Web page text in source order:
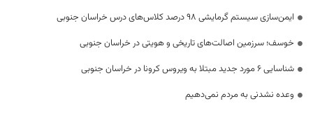
ایمن‌سازی سیستم گرمایشی ۹۸ درصد کلاس‌های درس خراسان جنوبی
خوسف؛ سرزمین اصالت‌های تاریخی و هویتی در خراسان جنوبی
شناسایی ۶ مورد جدید مبتلا به ویروس کرونا در خراسان جنوبی
وعده نشدنی به مردم نمی‌دهیم